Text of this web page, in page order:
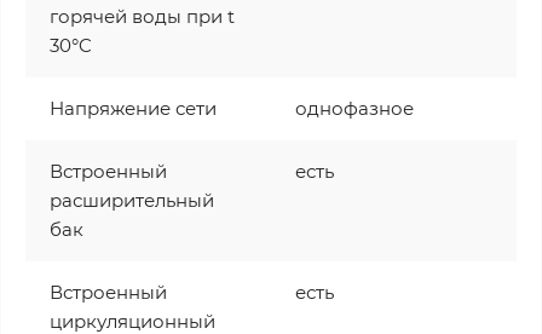
горячей воды при t
30°C
Напряжение сети однофазное
Встроенный
расширительный
бак
есть
Встроенный
циркуляционный
есть